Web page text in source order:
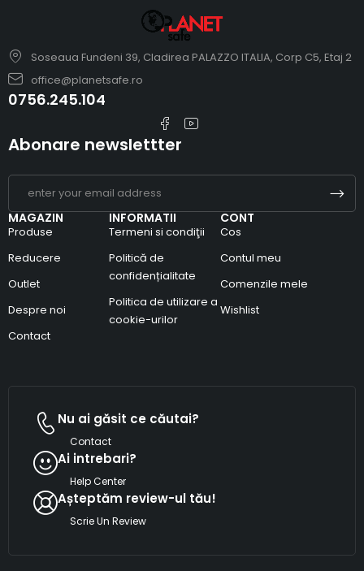
Soseaua Fundeni 39, Cladirea PALAZZO ITALIA, Corp C5, Etaj 2
office@planetsafe.ro
0756.245.104
MAGAZIN
Produse
Reducere
Outlet
Despre noi
Contact
INFORMATII
Termeni si condiţii
Politică de
confidențialitate
Politica de utilizare a
cookie-urilor
CONT
Cos
Contul meu
Comenzile mele
Wishlist
Abonare newslettter
Nu ai găsit ce căutai?
Contact
Ai intrebari?
Help Center
Așteptăm review-ul tău!
Scrie Un Review